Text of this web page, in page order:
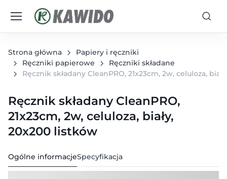
Strona główna
Papiery i ręczniki
Ręczniki papierowe
Ręczniki składane
Ręcznik składany CleanPRO, 21x23cm, 2w, celuloza,
Ręcznik składany CleanPRO,
21x23cm, 2w, celuloza, biały,
20x200 listków
Ogólne informacjeSpecyfikacja